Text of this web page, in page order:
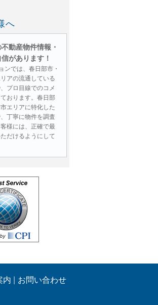
へ
動産物件情報・
があります！
ンでは、春日部市・
アの流通している
プロ目線でのコメ
おります。春日部
エリアに特化した
丁寧に物件を調査
様には、正確で最
だけるようにして
、ローンに関する
ど、不動産に関す
せであれば即日ご
業時間外であって
い合わせは２４時
。
じ立場で最後ま
選びはとても重要
は、お客様にとっ
内 お問い合わせ